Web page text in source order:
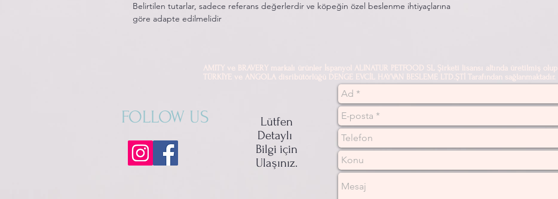
Belirtilen tutarlar, sadece referans değerlerdir ve köpeğin özel beslenme ihtiyaçlarına
göre adapte edilmelidir
AMITY ve BRAVERY markalı ürünler İspanyol ALINATUR PETFOOD SL Şirketi lisansı altında üretilmiş olup
TÜRKİYE ve ANGOLA disribütörlüğü DENGE EVCİL HAYVAN BESLEME LTD.ŞTİ Tarafından sağlanmaktadır.
FOLLOW US
Lütfen
Detaylı
Bilgi için
Ulaşınız.